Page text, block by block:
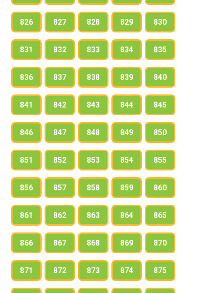
826 827 828 829 830
831 832 833 834 835
836 837 838 839 840
841 842 843 844 845
846 847 848 849 850
851 852 853 854 855
856 857 858 859 860
861 862 863 864 865
866 867 868 869 870
871 872 873 874 875